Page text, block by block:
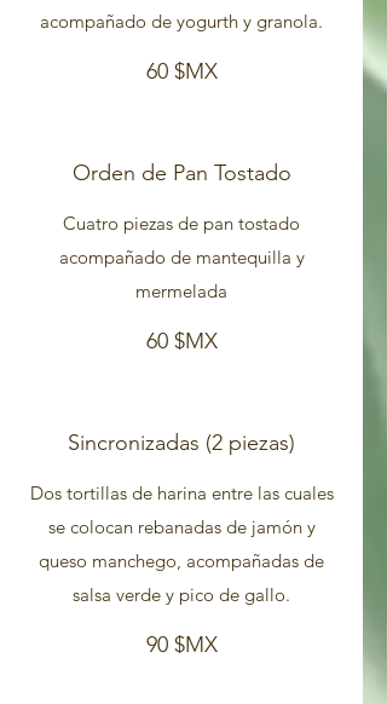
acompañado de yogurth y granola.
60 $MX
Orden de Pan Tostado
Cuatro piezas de pan tostado
acompañado de mantequilla y
60 $MX
Sincronizadas (2 piezas)
Dos tortillas de harina entre las cuales
se colocan rebanadas de jamón y
queso manchego, acompañadas de
salsa verde y pico de gallo.
90 $MX